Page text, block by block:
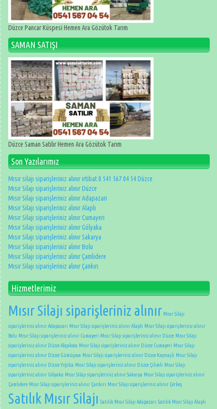
Düzce Pancar Küspesi Hemen Ara Gözütok Tarım
SAMAN SATIŞI
Düzce Saman Satılır Hemen Ara Gözütok Tarım
Son Yazılarımız
Mısır silajı siparişleriniz alınır irtibat 0 541 567 04 54 Düzce
Mısır Silajı siparişleriniz alınır Düzce
Mısır Silajı siparişleriniz alınır Adapazarı
Mısır Silajı siparişleriniz alınır Alaplı
Mısır Silajı siparişleriniz alınır Cumayeri
Mısır Silajı siparişleriniz alınır Gölyaka
Mısır Silajı siparişleriniz alınır Sakarya
Mısır Silajı siparişleriniz alınır Bolu
Mısır Silajı siparişleriniz alınır Çamlıdere
Mısır Silajı siparişleriniz alınır Çankırı
Hizmetlerimiz
Mısır Silajı siparişleriniz alınır Mısır Silajı
siparişleriniz alınır Adapazarı Mısır Silajı siparişleriniz alınır Alaplı Mısır Silajı siparişleriniz alınır
Bolu Mısır Silajı siparişleriniz alınır Cumayeri Mısır Silajı siparişleriniz alınır Düzce Mısır Silajı
siparişleriniz alınır Düzce Akçakoca Mısır Silajı siparişleriniz alınır Düzce Cumayeri Mısır Silajı
siparişleriniz alınır Düzce Gümüşova Mısır Silajı siparişleriniz alınır Düzce Kaynaşlı Mısır Silajı
siparişleriniz alınır Düzce Yığılca Mısır Silajı siparişleriniz alınır Düzce Çilimli Mısır Silajı
siparişleriniz alınır Gölyaka Mısır Silajı siparişleriniz alınır Sakarya Mısır Silajı siparişleriniz alınır
Çamlıdere Mısır Silajı siparişleriniz alınır Çankırı Mısır Silajı siparişleriniz alınır Çerkeş
Satılık Mısır Silajı Satılık Mısır Silajı Adapazarı Satılık Mısır Silajı Alaplı